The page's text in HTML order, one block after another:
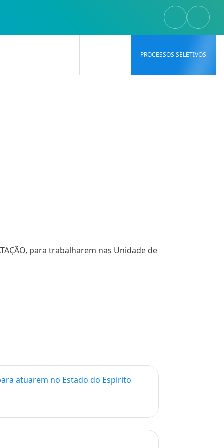
PROCESSOS SELETIVOS
para trabalharem nas Unidade de
atuarem no Estado do Espirito